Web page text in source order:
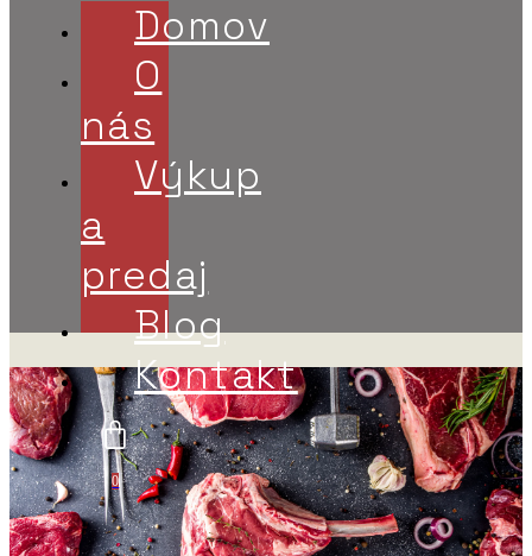
Domov
O
nás
Výkup
a
predaj
Blog
Kontakt
0